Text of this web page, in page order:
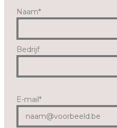
Naam*
Bedrijf
E-mail*